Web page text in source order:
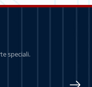
speciali.